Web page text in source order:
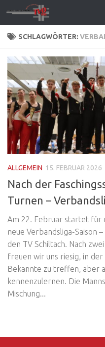
Zum Inhalt springen
SCHLAGWÖRTER:
ALLGEMEIN 15. FEBRUAR 2026
Nach der
Turnen –
Am 22. Februar startet für
neue Verbandsliga-Saison
den TV Schiltach. Nach
freuen wir uns riesig, in
Bekannte zu treffen, aber
kennenzulernen. Die
Mischung...